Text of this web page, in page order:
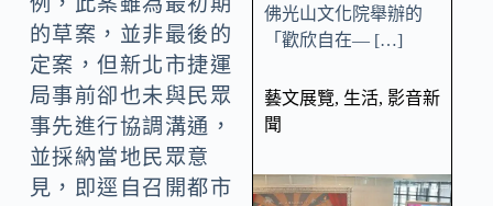
的草案，並非最後的
定案，但新北市捷運
局事前卻也未與民眾
事先進行協調溝通，
並採納當地民眾意
見，即逕自召開都市
佛光山文化院舉辦的
「歡欣自在— […]
藝文展覽, 生活, 影音新
聞